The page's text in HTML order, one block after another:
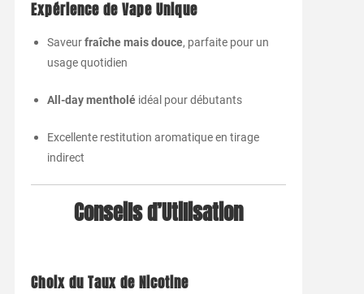
Expérience de Vape Unique
Saveurfraîchemaisdouce, parfaite pour un
usagequotidien
All-daymentholé idéal pourdébutants
Excellente restitution aromatiqueen tirage
indirect
Conseilsd’Utilisation
Choix du Taux de Nicotine